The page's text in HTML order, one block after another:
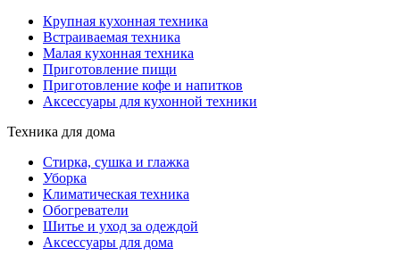
Крупная кухонная техника
Встраиваемая техника
Малая кухонная техника
Приготовление пищи
Приготовление кофе и напитков
Аксессуары для кухонной техники
Техника для дома
Стирка, сушка и глажка
Уборка
Климатическая техника
Обогреватели
Шитье и уход за одеждой
Аксессуары для дома